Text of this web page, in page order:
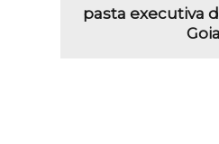
pasta executiva